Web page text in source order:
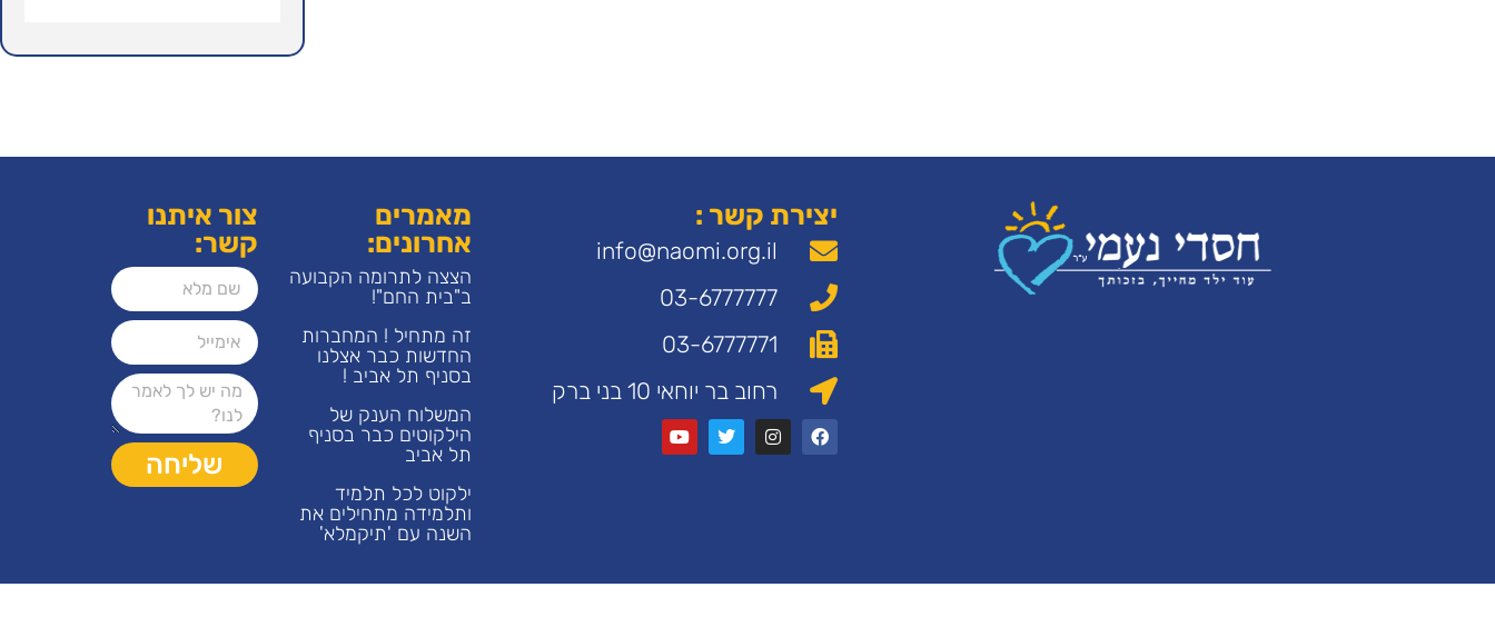
יצירת קשר :
info@naomi.org.il
03-6777777
03-6777771
רחוב בר יוחאי 10 בני ברק
מאמרים
אחרונים:
הצצה לתרומה הקבועה
ב"בית החם"!
זה מתחיל ! המחברות
החדשות כבר אצלנו
בסניף תל אביב !
המשלוח הענק של
הילקוטים כבר בסניף
תל אביב
ילקוט לכל תלמיד
ותלמידה מתחילים את
השנה עם 'תיקמלא'
צור איתנו
קשר:
שליחה